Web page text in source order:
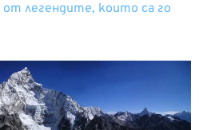
от легендите, които са го